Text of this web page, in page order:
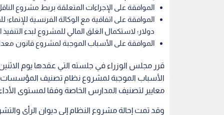
الموافقة على الإجراءات المتعلقة بربط مشروع
دولار؛ لاستكمال الغلق المالي للمشروع لبدء
الموافقة على الأسباب الموجبة لمشروع قانون معدل
قرر مجلس الوزراء في جلسته التي عقدها يوم
معايير لتصنيف المدارس الخاصة وفقا لمستوى
وقد تمت إحالة مشروع النظام إلى ديوان الرأي